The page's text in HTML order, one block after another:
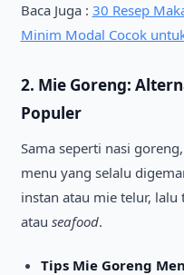
Baca Juga : 30 Resep
Minim Modal Cocok
2. Mie Goreng:
Populer
Sama seperti nasi
menu yang selalu
instan atau mie telur,
atau seafood.
Tips Mie Goreng